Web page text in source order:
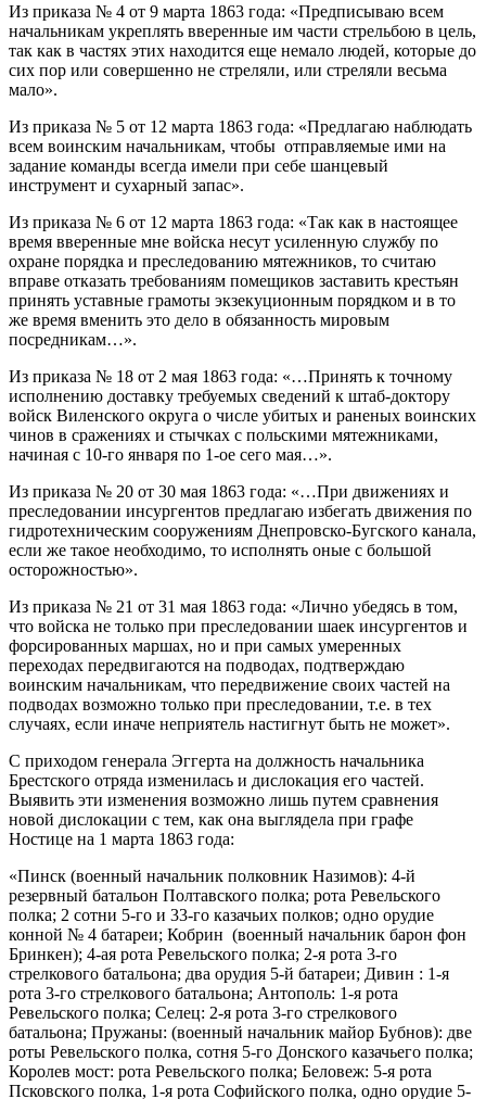
Из приказа № 4 от 9 марта 1863 года: «Предписываю всем
начальникам укреплять вверенные им части стрельбою в цель,
так как в частях этих находится еще немало людей, которые до
сих пор или совершенно не стреляли, или стреляли весьма
мало».
Из приказа № 5 от 12 марта 1863 года: «Предлагаю наблюдать
всем воинским начальникам, чтобы отправляемые ими на
задание команды всегда имели при себе шанцевый
инструмент и сухарный запас».
Из приказа № 6 от 12 марта 1863 года: «Так как в настоящее
время вверенные мне войска несут усиленную службу по
охране порядка и преследованию мятежников, то считаю
вправе отказать требованиям помещиков заставить крестьян
принять уставные грамоты экзекуционным порядком и в то
же время вменить это дело в обязанность мировым
посредникам…».
Из приказа № 18 от 2 мая 1863 года: «…Принять к точному
исполнению доставку требуемых сведений к штаб-доктору
войск Виленского округа о числе убитых и раненых воинских
чинов в сражениях и стычках с польскими мятежниками,
начиная с 10-го января по 1-ое сего мая…».
Из приказа № 20 от 30 мая 1863 года: «…При движениях и
преследовании инсургентов предлагаю избегать движения по
гидротехническим сооружениям Днепровско-Бугского канала,
если же такое необходимо, то исполнять оные с большой
осторожностью».
Из приказа № 21 от 31 мая 1863 года: «Лично убедясь в том,
что войска не только при преследовании шаек инсургентов и
форсированных маршах, но и при самых умеренных
переходах передвигаются на подводах, подтверждаю
воинским начальникам, что передвижение своих частей на
подводах возможно только при преследовании, т.е. в тех
случаях, если иначе неприятель настигнут быть не может».
С приходом генерала Эггерта на должность начальника
Брестского отряда изменилась и дислокация его частей.
Выявить эти изменения возможно лишь путем сравнения
новой дислокации с тем, как она выглядела при графе
Ностице на 1 марта 1863 года:
«Пинск (военный начальник полковник Назимов): 4-й
резервный батальон Полтавского полка; рота Ревельского
полка; 2 сотни 5-го и 33-го казачьих полков; одно орудие
конной № 4 батареи; Кобрин (военный начальник барон фон
Бринкен); 4-ая рота Ревельского полка; 2-я рота 3-го
стрелкового батальона; два орудия 5-й батареи; Дивин : 1-я
рота 3-го стрелкового батальона; Антополь: 1-я рота
Ревельского полка; Селец: 2-я рота 3-го стрелкового
батальона; Пружаны: (военный начальник майор Бубнов): две
роты Ревельского полка, сотня 5-го Донского казачьего полка;
Королев мост: рота Ревельского полка; Беловеж: 5-я рота
Псковского полка, 1-я рота Софийского полка, одно орудие 5-